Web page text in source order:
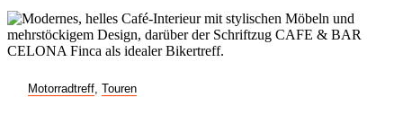
Motorradtreff Touren